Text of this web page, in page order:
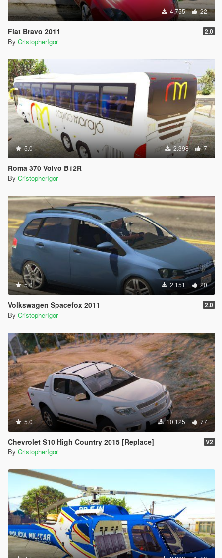
4.755 22
Fiat Bravo 2011 2.0
By CristopherIgor
5.0 2.398 7
Roma 370 Volvo B12R
By CristopherIgor
5.0 2.151 20
Volkswagen Spacefox 2011 2.0
By CristopherIgor
5.0 10.125 77
Chevrolet S10 High Country 2015 [Replace] V2
By CristopherIgor